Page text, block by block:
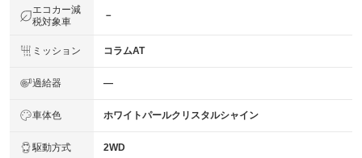
エコカー減
税対象車
－
ミッション コラムAT
過給器 ―
車体色 ホワイトパールクリスタルシャイン
駆動方式 2WD